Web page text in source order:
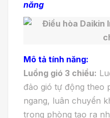
năng
Mô tả tính năng:
Luồng gió 3 chiều:
đảo gió tự động theo
ngang, luân chuyển
trong phòng tạo ra